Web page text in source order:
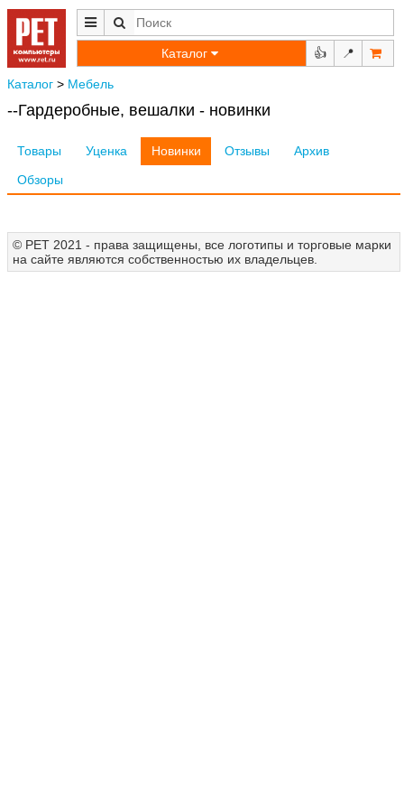
Каталог 👍 📍
Каталог > Мебель
--Гардеробные, вешалки - новинки
Товары Уценка Новинки Отзывы
Архив
Обзоры
© РЕТ 2021 - права защищены, все логотипы и торговые марки
на сайте являются собственностью их владельцев.